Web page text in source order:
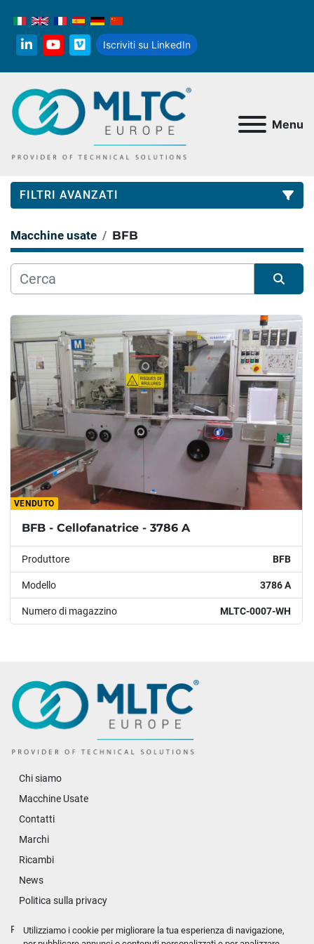
Utilizziamo i cookie per migliorare la tua esperienza di navigazione,
linkedinyoutube
vimeo
Iscriviti su LinkedIn
Menu
FILTRI AVANZATI
Categoria
Produttore
Modello
Condizione
Anno
APPLICARE CANCELLA
Macchine usate BFB
VENDUTO
BFB - Cellofanatrice - 3786 A
Produttore BFB
Modello 3786 A
Numero di magazzino MLTC-0007-WH
Ricambi
News
Chi siamo
Marchi
Macchine Usate
Contatti
Politica sulla privacy
Personalizza le preferenze sui Cookies